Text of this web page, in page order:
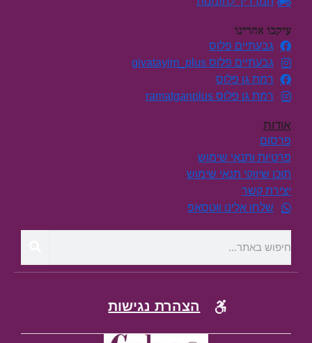
עיקבו אחרינו
גבעתיים פלוס
גבעתיים פלוס givatayim_plus
רמת גן פלוס
רמת גן פלוס ramatganplus
אודות
פרסום
פרטיות ותנאי שימוש
תוכן שיווקי תנאי שימוש
יצירת קשר
שלחו אלינו ווטסאפ
הצהרת נגישות